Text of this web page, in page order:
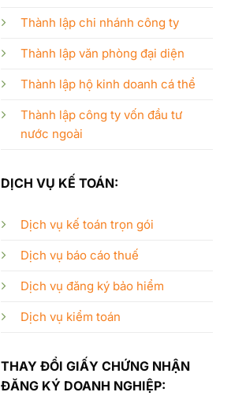
Thành lập chi nhánh công ty
Thành lập văn phòng đại diện
Thành lập hộ kinh doanh cá thể
Thành lập công ty vốn đầu tư
nước ngoài
DỊCH VỤ KẾ TOÁN:
Dịch vụ kế toán trọn gói
Dịch vụ báo cáo thuế
Dịch vụ đăng ký bảo hiểm
Dịch vụ kiểm toán
THAY ĐỔI GIẤY CHỨNG NHẬN
ĐĂNG KÝ DOANH NGHIỆP: